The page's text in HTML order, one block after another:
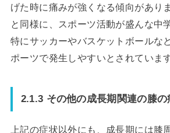
げた時に痛みが強くなる傾向があり
と同様に、スポーツ活動が盛んな中
特にサッカーやバスケットボールな
ポーツで発生しやすいとされています
2.1.3 その他の成長期関連の膝の
上記の症状以外にも、成長期には膝